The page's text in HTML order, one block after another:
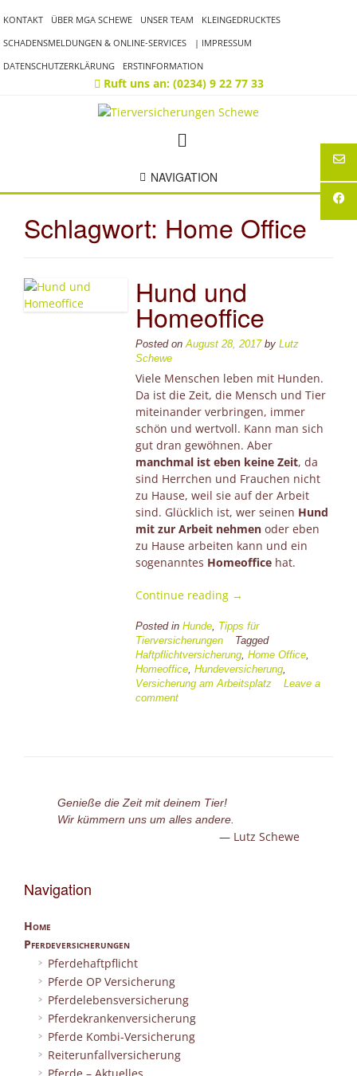
to
content
KONTAKT ÜBER MGA SCHEWE UNSER TEAM
KLEINGEDRUCKTES
SCHADENSMELDUNGEN & ONLINE-SERVICES
| IMPRESSUM
DATENSCHUTZERKLÄRUNG
ERSTINFORMATION
Ruft uns an: (0234) 9 22 77 33
NAVIGATION
Schlagwort: Home Office
Hund und
Homeoffice
Posted onAugust 28, 2017by Lutz
Schewe
Viele Menschen leben mit Hunden.
Da ist die Zeit, die Mensch und Tier
miteinander verbringen, immer
schön und wertvoll. Kann man sich
gut dran gewöhnen. Aber
manchmal ist eben keine Zeit, da
sind Herrchen und Frauchen nicht
zu Hause, weil sie auf der Arbeit
sind. Glücklich ist, wer seinen Hund
mit zur Arbeit nehmenoder eben
zu Hause arbeiten kann und ein
sogenanntes Homeofficehat.
Continue reading “Hund
Homeoffice”
→
Posted in Hunde, Tipps für
Tierversicherungen
Tagged
Haftpflichtversicherung, Home Office,
Homeoffice, Hundeversicherung,
Versicherung am Arbeitsplatz
Leave a
comment
Genieße die Zeit mit deinem Tier!
Wir kümmern uns um alles andere.
Lutz Schewe
Navigation
Home
Pferdeversicherungen
Pferdehaftpflicht
Pferde OP Versicherung
Pferdelebensversicherung
Pferdekrankenversicherung
Pferde Kombi-Versicherung
Reiterunfallversicherung